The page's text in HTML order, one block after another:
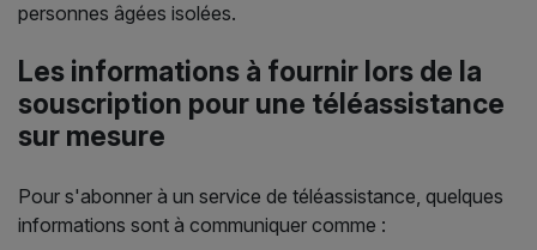
personnes âgées isolées.
Les informations à fournir lors de la
souscription pour une téléassistance
sur mesure
Pour s'abonner à un service de téléassistance, quelques
informations sont à communiquer comme :